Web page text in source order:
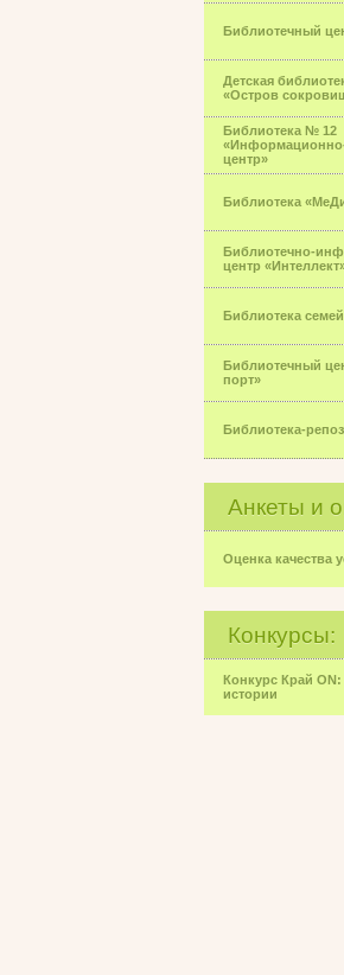
Библиотечный
Детская
«Остров
Библиотека № 12
центр»
Библиотека
Библиотечно-
центр
Библиотека
Библиотечный
порт»
Библиотека-
Анкеты и
Оценка качества
Конкурсы:
Конкурс Край
истории